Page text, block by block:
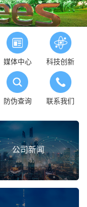
媒体中心 科技创新
防伪查询 联系我们
公司新闻